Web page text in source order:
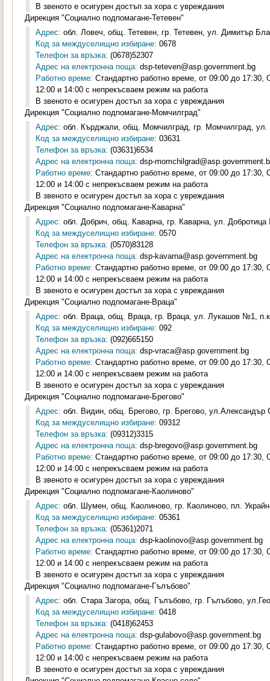
В звеното е осигурен достъп за хора с увреждания
Дирекция "Социално подпомагане-Тетевен"
Адрес: обл. Ловеч, общ. Тетевен, гр. Тетевен, ул. Димитър
Код за междуселищно избиране: 0678
Телефон за връзка: (0678)52307
Адрес на електронна поща: dsp-teteven@asp.government.bg
Работно време: Стандартно работно време, от 09:00 до
12:00 и 14:00 с непрекъсваем режим на работа
В звеното е осигурен достъп за хора с увреждания
Дирекция "Социално подпомагане-Момчилград"
Адрес: обл. Кърджали, общ. Момчилград, гр. Момчилград,
Код за междуселищно избиране: 03631
Телефон за връзка: (03631)6534
Адрес на електронна поща: dsp-
Работно време: Стандартно работно време, от 09:00 до
12:00 и 14:00 с непрекъсваем режим на работа
В звеното е осигурен достъп за хора с увреждания
Дирекция "Социално подпомагане-Каварна"
Адрес: обл. Добрич, общ. Каварна, гр. Каварна, ул.
Код за междуселищно избиране: 0570
Телефон за връзка: (0570)83128
Адрес на електронна поща: dsp-kavarna@asp.government.bg
Работно време: Стандартно работно време, от 09:00 до
12:00 и 14:00 с непрекъсваем режим на работа
В звеното е осигурен достъп за хора с увреждания
Дирекция "Социално подпомагане-Враца"
Адрес: обл. Враца, общ. Враца, гр. Враца, ул. Лукашов №1,
Код за междуселищно избиране: 092
Телефон за връзка: (092)665150
Адрес на електронна поща: dsp-vraca@asp.government.bg
Работно време: Стандартно работно време, от 09:00 до
12:00 и 14:00 с непрекъсваем режим на работа
В звеното е осигурен достъп за хора с увреждания
Дирекция "Социално подпомагане-Брегово"
Адрес: обл. Видин, общ. Брегово, гр. Брегово,
Код за междуселищно избиране: 09312
Телефон за връзка: (09312)3315
Адрес на електронна поща: dsp-bregovo@asp.government.bg
Работно време: Стандартно работно време, от 09:00 до
12:00 и 14:00 с непрекъсваем режим на работа
В звеното е осигурен достъп за хора с увреждания
Дирекция "Социално подпомагане-Каолиново"
Адрес: обл. Шумен, общ. Каолиново, гр. Каолиново, пл.
Код за междуселищно избиране: 05361
Телефон за връзка: (05361)2071
Адрес на електронна поща: dsp-kaolinovo@asp.government.bg
Работно време: Стандартно работно време, от 09:00 до
12:00 и 14:00 с непрекъсваем режим на работа
В звеното е осигурен достъп за хора с увреждания
Дирекция "Социално подпомагане-Гълъбово"
Адрес: обл. Стара Загора, общ. Гълъбово, гр. Гълъбово,
Код за междуселищно избиране: 0418
Телефон за връзка: (0418)62453
Адрес на електронна поща: dsp-gulabovo@asp.government.bg
Работно време: Стандартно работно време, от 09:00 до
12:00 и 14:00 с непрекъсваем режим на работа
В звеното е осигурен достъп за хора с увреждания